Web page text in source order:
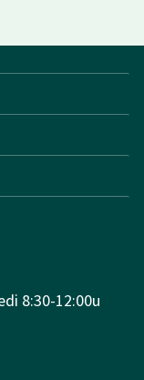
8:30-12:00u